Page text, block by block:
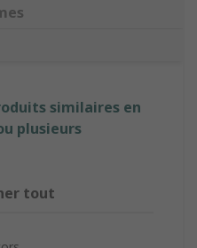
similaires en
plusieurs
tout